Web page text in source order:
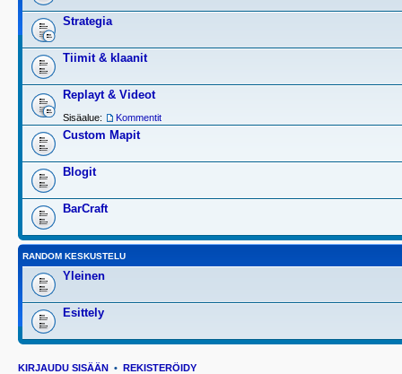
Strategia
Tiimit & klaanit
Replayt & Videot
Sisäalue: Kommentit
Custom Mapit
Blogit
BarCraft
RANDOM KESKUSTELU
Yleinen
Esittely
KIRJAUDU SISÄÄN • REKISTERÖIDY